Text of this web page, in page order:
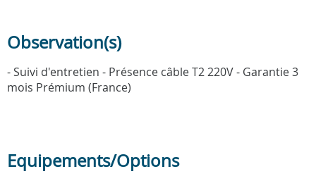
Observation(s)
- Suivi d'entretien - Présence câble T2 220V - Garantie 3
mois Prémium (France)
Equipements/Options